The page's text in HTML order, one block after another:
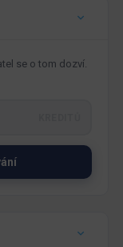
se o tom dozví.